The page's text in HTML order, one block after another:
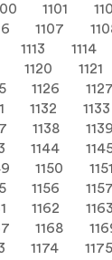
1101
1107
1113 1114
1120 1121
1126 1127
1132 1133
1138 1139
1144
1150 1151
1156 1157
1162 1163
1168
1174 1175